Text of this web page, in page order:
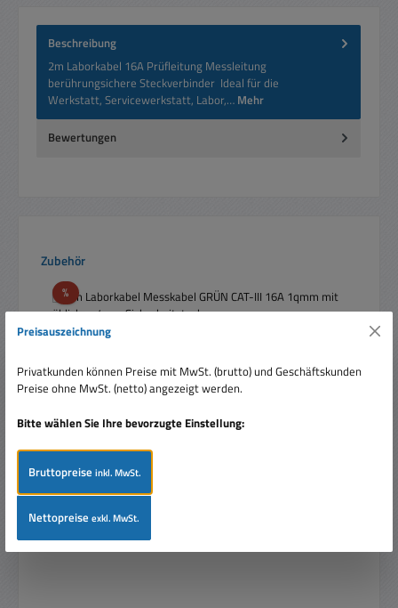
Beschreibung
2m Laborkabel 16A Prüfleitung Messleitung
berührungsichere Steckverbinder Ideal für die
Werkstatt, Servicewerkstatt, Labor,… Mehr
Bewertungen
Produktgalerie überspringen
Zubehör
%Rabatt
1m Laborkabel Messkabel GRÜN CAT-III 16A 1qmm
Preisauszeichnung
Privatkunden können Preise mit MwSt. (brutto) und Geschäftskunden
Preise ohne MwSt. (netto) angezeigt werden.
Bitte wählen Sie Ihre bevorzugte Einstellung:
Bruttopreiseinkl. MwSt.
Nettopreiseexkl. MwSt.